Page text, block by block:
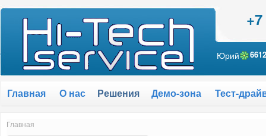
Юрий
Главная О нас Решения Демо-зона Тест-
Главная